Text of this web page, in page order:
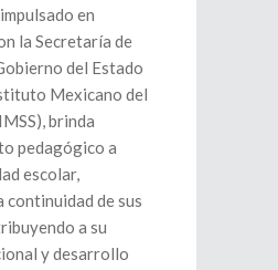
en
la Secretaría de
del Estado
Mexicano del
brinda
pedagógico a
escolar,
de sus
a su
y desarrollo